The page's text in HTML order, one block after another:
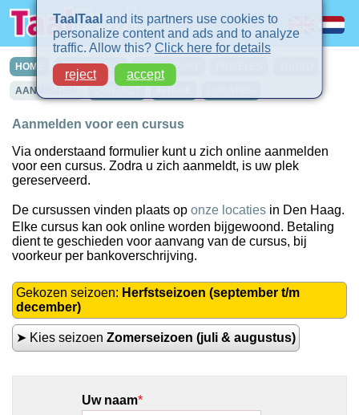
HOME CURSUSSEN IN-COMPANY
AANMELDEN
Aanmelden voor een cursus
Via onderstaand formulier kunt u zich online aanmelden
voor een cursus. Zodra u zich aanmeldt, is uw plek
gereserveerd.
De cursussen vinden plaats op onze locaties in Den Haag.
Elke cursus kan ook online worden bijgewoond. Betaling
dient te geschieden voor aanvang van de cursus, bij
voorkeur per bankoverschrijving.
Gekozen seizoen: Herfstseizoen (september t/m
december)
➤ Kies seizoen Zomerseizoen (juli & augustus)
Uw naam*
TaalTaal and its partners use cookies to
personalize content and ads and to analyze
traffic. Allow this? Click here for details
reject
accept